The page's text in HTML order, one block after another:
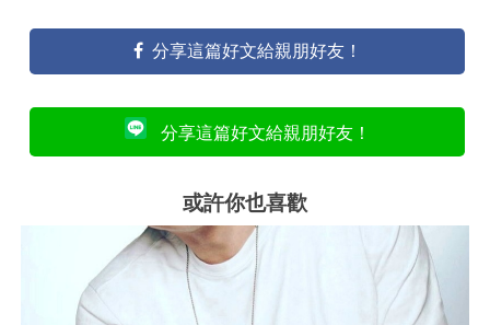
分享這篇好文給親朋好友！
分享這篇好文給親朋好友！
或許你也喜歡